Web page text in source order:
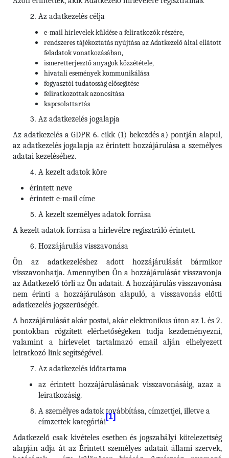
Az adatkezelés célja
e-mail hírlevelek küldése a feliratkozók részére,
rendszeres tájékoztatás nyújtása az Adatkezelő által ellátott
feladatok vonatkozásában,
ismeretterjesztő anyagok közzététele,
hivatali események kommunikálása
fogyasztói tudatosság elősegítése
feliratkozottak azonosítása
kapcsolattartás
Az adatkezelés jogalapja
Az adatkezelés a GDPR 6. cikk (1) bekezdés a) pontján alapul,
az adatkezelés jogalapja az érintett hozzájárulása a személyes
adatai kezeléséhez.
A kezelt adatok köre
érintett neve
érintett e-mail címe
A kezelt személyes adatok forrása
A kezelt adatok forrása a hírlevélre regisztráló érintett.
Hozzájárulás visszavonása
Ön az adatkezeléshez adott hozzájárulását bármikor
visszavonhatja. Amennyiben Ön a hozzájárulását visszavonja
az Adatkezelő törli az Ön adatait. A hozzájárulás visszavonása
nem érinti a hozzájáruláson alapuló, a visszavonás előtti
adatkezelés jogszerűségét.
A hozzájárulását akár postai, akár elektronikus úton az 1. és 2.
pontokban rögzített elérhetőségeken tudja kezdeményezni,
valamint a hírlevelet tartalmazó email alján elhelyezett
leiratkozó link segítségével.
Az adatkezelés időtartama
az érintett hozzájárulásának visszavonásáig, azaz a
leiratkozásig.
A személyes adatok továbbítása, címzettjei, illetve a
címzettek kategóriái
[1]
Adatkezelő csak kivételes esetben és jogszabályi kötelezettség
alapján adja át az Érintett személyes adatait állami szervek,